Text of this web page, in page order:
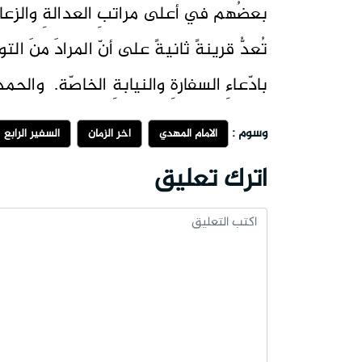
بعضُهم في أعلى مراتبِ العدالةِ
تُعدُّ قرينةً ثانيةً على أنّ المرادَ منَ
بادّعاءِ السفارةِ والنيابةِ الخاصّة.
وسوم : الامام المهدي اخر الزمان السفير الرابع
اترك تعليق